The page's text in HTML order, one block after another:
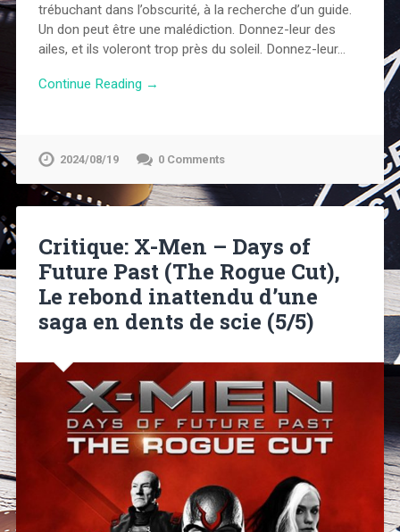
trébuchant dans l’obscurité, à la recherche d’un guide.
Un don peut être une malédiction. Donnez-leur des
ailes, et ils voleront trop près du soleil. Donnez-leur…
Continue Reading →
2024/08/19 0 Comments
Critique: X-Men – Days of
Future Past (The Rogue Cut),
Le rebond inattendu d’une
saga en dents de scie (5/5)